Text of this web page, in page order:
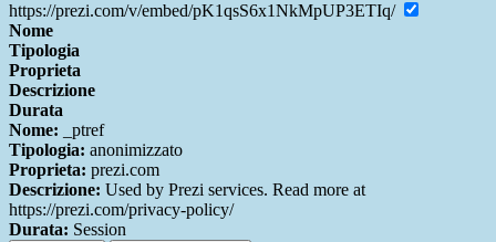
https://prezi.com/v/embed/pK1qsS6x1NkMpUP3ETIq/
Nome
Tipologia
Proprieta
Descrizione
Durata
Nome: _ptref
Tipologia: anonimizzato
Proprieta: prezi.com
Descrizione: Used by Prezi services. Read more at
https://prezi.com/privacy-policy/
Durata: Session